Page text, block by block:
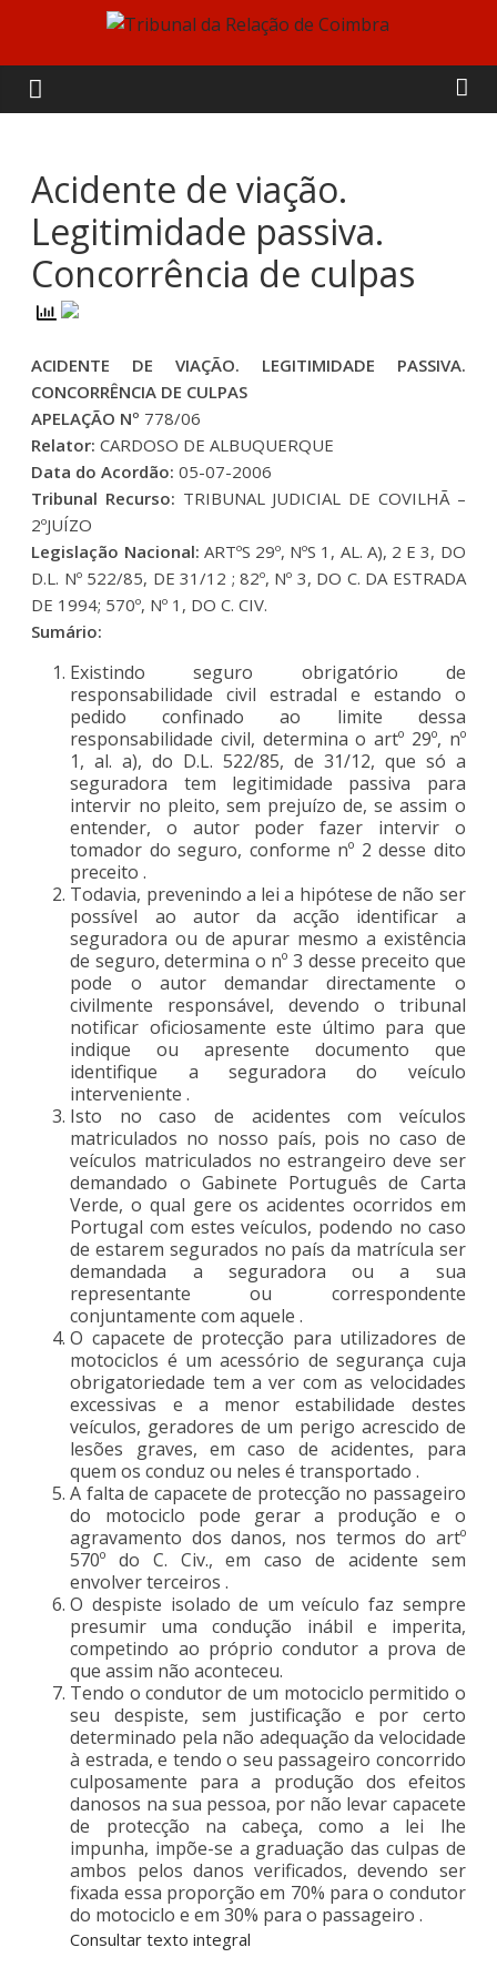
content
Tribunal
da
Relação
de
Coimbra
Acidente de viação.
Legitimidade passiva.
Concorrência de culpas
ACIDENTE DE VIAÇÃO. LEGITIMIDADE PASSIVA.
CONCORRÊNCIA DE CULPAS
APELAÇÃO Nº 778/06
Relator:CARDOSO DE ALBUQUERQUE
Data do Acordão: 05-07-2006
Tribunal Recurso: TRIBUNAL JUDICIAL DE COVILHÃ –
2ºJUÍZO
Legislação Nacional: ARTºS 29º, NºS 1, AL. A), 2 E 3, DO
D.L. Nº 522/85, DE 31/12 ; 82º, Nº 3, DO C. DA ESTRADA
DE 1994; 570º, Nº 1, DO C. CIV.
Sumário:
Existindo seguro obrigatório de
responsabilidade civil estradal e estando o
pedido confinado ao limite dessa
responsabilidade civil, determina o artº 29º, nº
1, al. a), do D.L. 522/85, de 31/12, que só a
seguradora tem legitimidade passiva para
intervir no pleito, sem prejuízo de, se assim o
entender, o autor poder fazer intervir o
tomador do seguro, conforme nº 2 desse dito
preceito .
Todavia, prevenindo a lei a hipótese de não ser
possível ao autor da acção identificar a
seguradora ou de apurar mesmo a existência
de seguro, determina o nº 3 desse preceito que
pode o autor demandar directamente o
civilmente responsável, devendo o tribunal
notificar oficiosamente este último para que
indique ou apresente documento que
identifique a seguradora do veículo
interveniente .
Isto no caso de acidentes com veículos
matriculados no nosso país, pois no caso de
veículos matriculados no estrangeiro deve ser
demandado o Gabinete Português de Carta
Verde, o qual gere os acidentes ocorridos em
Portugal com estes veículos, podendo no caso
de estarem segurados no país da matrícula ser
demandada a seguradora ou a sua
representante ou correspondente
conjuntamente com aquele .
O capacete de protecção para utilizadores de
motociclos é um acessório de segurança cuja
obrigatoriedade tem a ver com as velocidades
excessivas e a menor estabilidade destes
veículos, geradores de um perigo acrescido de
lesões graves, em caso de acidentes, para
quem os conduz ou neles é transportado .
A falta de capacete de protecção no passageiro
do motociclo pode gerar a produção e o
agravamento dos danos, nos termos do artº
570º do C. Civ., em caso de acidente sem
envolver terceiros .
O despiste isolado de um veículo faz sempre
presumir uma condução inábil e imperita,
competindo ao próprio condutor a prova de
que assim não aconteceu.
Tendo o condutor de um motociclo permitido o
seu despiste, sem justificação e por certo
determinado pela não adequação da velocidade
à estrada, e tendo o seu passageiro concorrido
culposamente para a produção dos efeitos
danosos na sua pessoa, por não levar capacete
de protecção na cabeça, como a lei lhe
impunha, impõe-se a graduação das culpas de
ambos pelos danos verificados, devendo ser
fixada essa proporção em 70% para o condutor
do motociclo e em 30% para o passageiro .
Consultar texto integral